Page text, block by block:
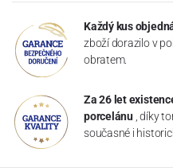
Každý kus
zboží dorazilo v
obratem.
Za 26 let
porcelánu , díky
současné i